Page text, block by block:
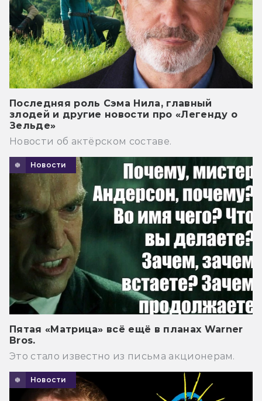
Последняя роль Сэма Нила, главный
злодей и другие новости про «Легенду о
Зельде»
Новости об актёрском составе.
Новости
Пятая «Матрица» всё ещё в планах Warner
Bros.
Это стало известно из письма акционерам.
Новости